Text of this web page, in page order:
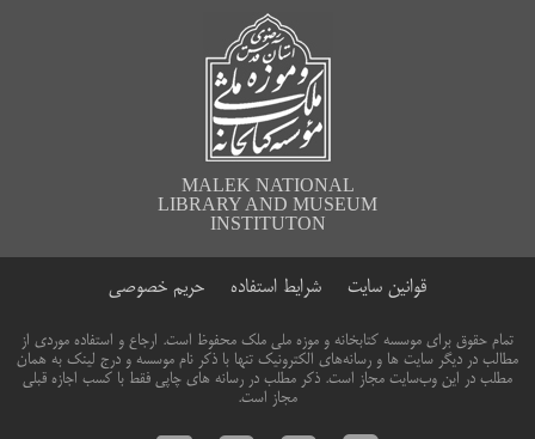
MALEK NATIONAL
LIBRARY AND MUSEUM
INSTITUTON
قوانین سایت شرایط استفاده حریم خصوصی
تمام حقوق برای موسسه کتابخانه و موزه ملی ملک محفوظ است. ارجاع و استفاده موردی از
مطالب در دیگر سایت ها و رسانه‌های الکترونیک تنها با ذکر نام موسسه و درج لینک به همان
مطلب در این وب‌سایت مجاز است. ذکر مطلب در رسانه های چاپی فقط با کسب اجازه قبلی
مجاز است.